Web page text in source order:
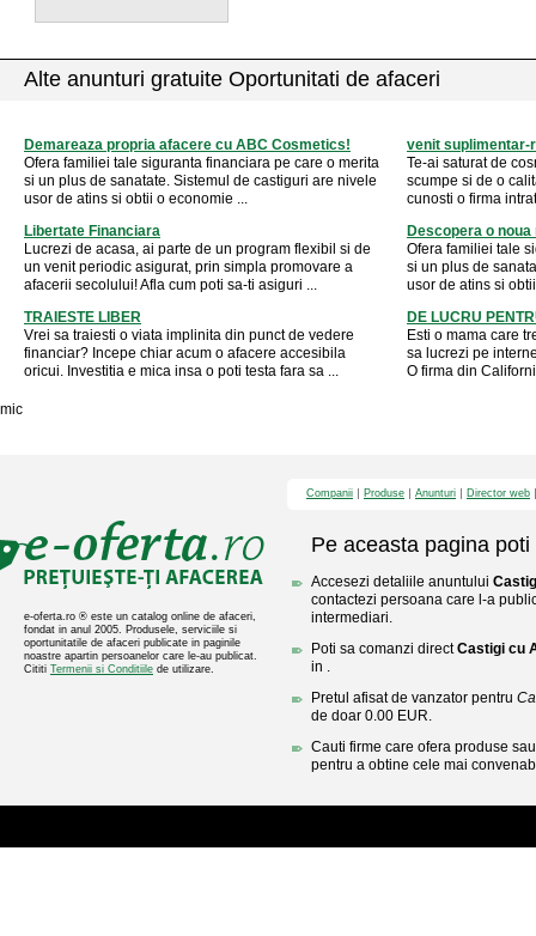
Alte anunturi gratuite Oportunitati de afaceri
Demareaza propria afacere cu ABC Cosmetics!
Ofera familiei tale siguranta financiara pe care o merita
si un plus de sanatate. Sistemul de castiguri are nivele
usor de atins si obtii o economie ...
venit suplimentar-
Te-ai saturat de
scumpe si de o
cunosti o firma
Libertate Financiara
Lucrezi de acasa, ai parte de un program flexibil si de
un venit periodic asigurat, prin simpla promovare a
afacerii secolului! Afla cum poti sa-ti asiguri ...
Descopera o
Ofera familiei tale
si un plus de
usor de atins si
TRAIESTE LIBER
Vrei sa traiesti o viata implinita din punct de vedere
financiar? Incepe chiar acum o afacere accesibila
oricui. Investitia e mica insa o poti testa fara sa ...
DE LUCRU
Esti o mama care
sa lucrezi pe
O firma din
mic
e-oferta.ro ® este un catalog online de afaceri,
fondat in anul 2005. Produsele, serviciile si
oportunitatile de afaceri publicate in paginile
noastre apartin persoanelor care le-au publicat.
Cititi Termenii si Conditiile de utilizare.
Companii Produse Anunturi Director web
Pe aceasta pagina poti
Accesezi detaliile anuntului
contactezi persoana care l-a
intermediari.
Poti sa comanzi directCastigi cu
in .
Pretul afisat de vanzator pentru
de doar 0.00 EUR.
Cauti firme care ofera produse
pentru a obtine cele mai